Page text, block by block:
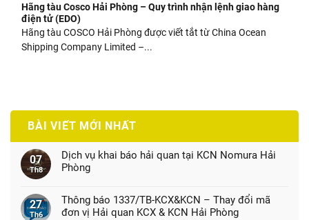
Hãng tàu Cosco Hải Phòng – Quy trình nhận lệnh giao hàng
điện tử (EDO)
Hãng tàu COSCO Hải Phòng được viết tắt từ China Ocean
Shipping Company Limited –...
BÀI VIẾT MỚI NHẤT
07
Th8
Dịch vụ khai báo hải quan tại KCN Nomura Hải
Phòng
27
Th6
Thông báo 1337/TB-KCX&KCN – Thay đổi mã
đơn vị Hải quan KCX & KCN Hải Phòng